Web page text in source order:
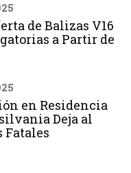
de Balizas V16
a Partir de
en Residencia
Deja al
Fatales